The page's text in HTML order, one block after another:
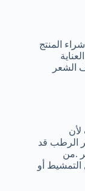
المنتج
الشعر
الرطب قد
.من
أو